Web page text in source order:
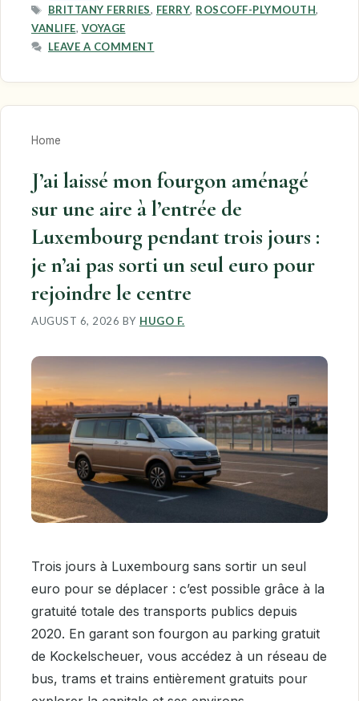
TAGS
BRITTANY FERRIES, FERRY, ROSCOFF-PLYMOUTH,
VANLIFE, VOYAGE
LEAVE A COMMENT
Home
J’ai laissé mon fourgon aménagé
sur une aire à l’entrée de
Luxembourg pendant trois jours :
je n’ai pas sorti un seul euro pour
rejoindre le centre
AUGUST 6, 2026 BY HUGO F.
Trois jours à Luxembourg sans sortir un seul
euro pour se déplacer : c’est possible grâce à la
gratuité totale des transports publics depuis
2020. En garant son fourgon au parking gratuit
de Kockelscheuer, vous accédez à un réseau de
bus, trams et trains entièrement gratuits pour